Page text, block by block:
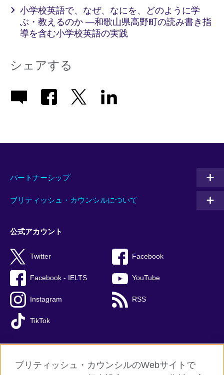
小学校英語で、なぜ、なにを、どのように学
ぶ・教えるのか ―和歌山県高野町の読み書き指
導を含む小学校英語の実践
シェアする
パートナーシップ
ブリティッシュ・カウンシルについて
公式アカウント
Twitter Facebook
Facebook - IELTS YouTube
Instagram RSS
TikTok
ブリティッシュ・カウンシルのWebサイトで